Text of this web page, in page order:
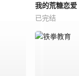
我的荒糖恋爱
已完结